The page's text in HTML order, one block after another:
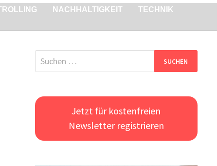
NACHHALTIGKEIT
TECHNIK
Suchen
nach:
Jetzt für kostenfreien
Newsletter registrieren